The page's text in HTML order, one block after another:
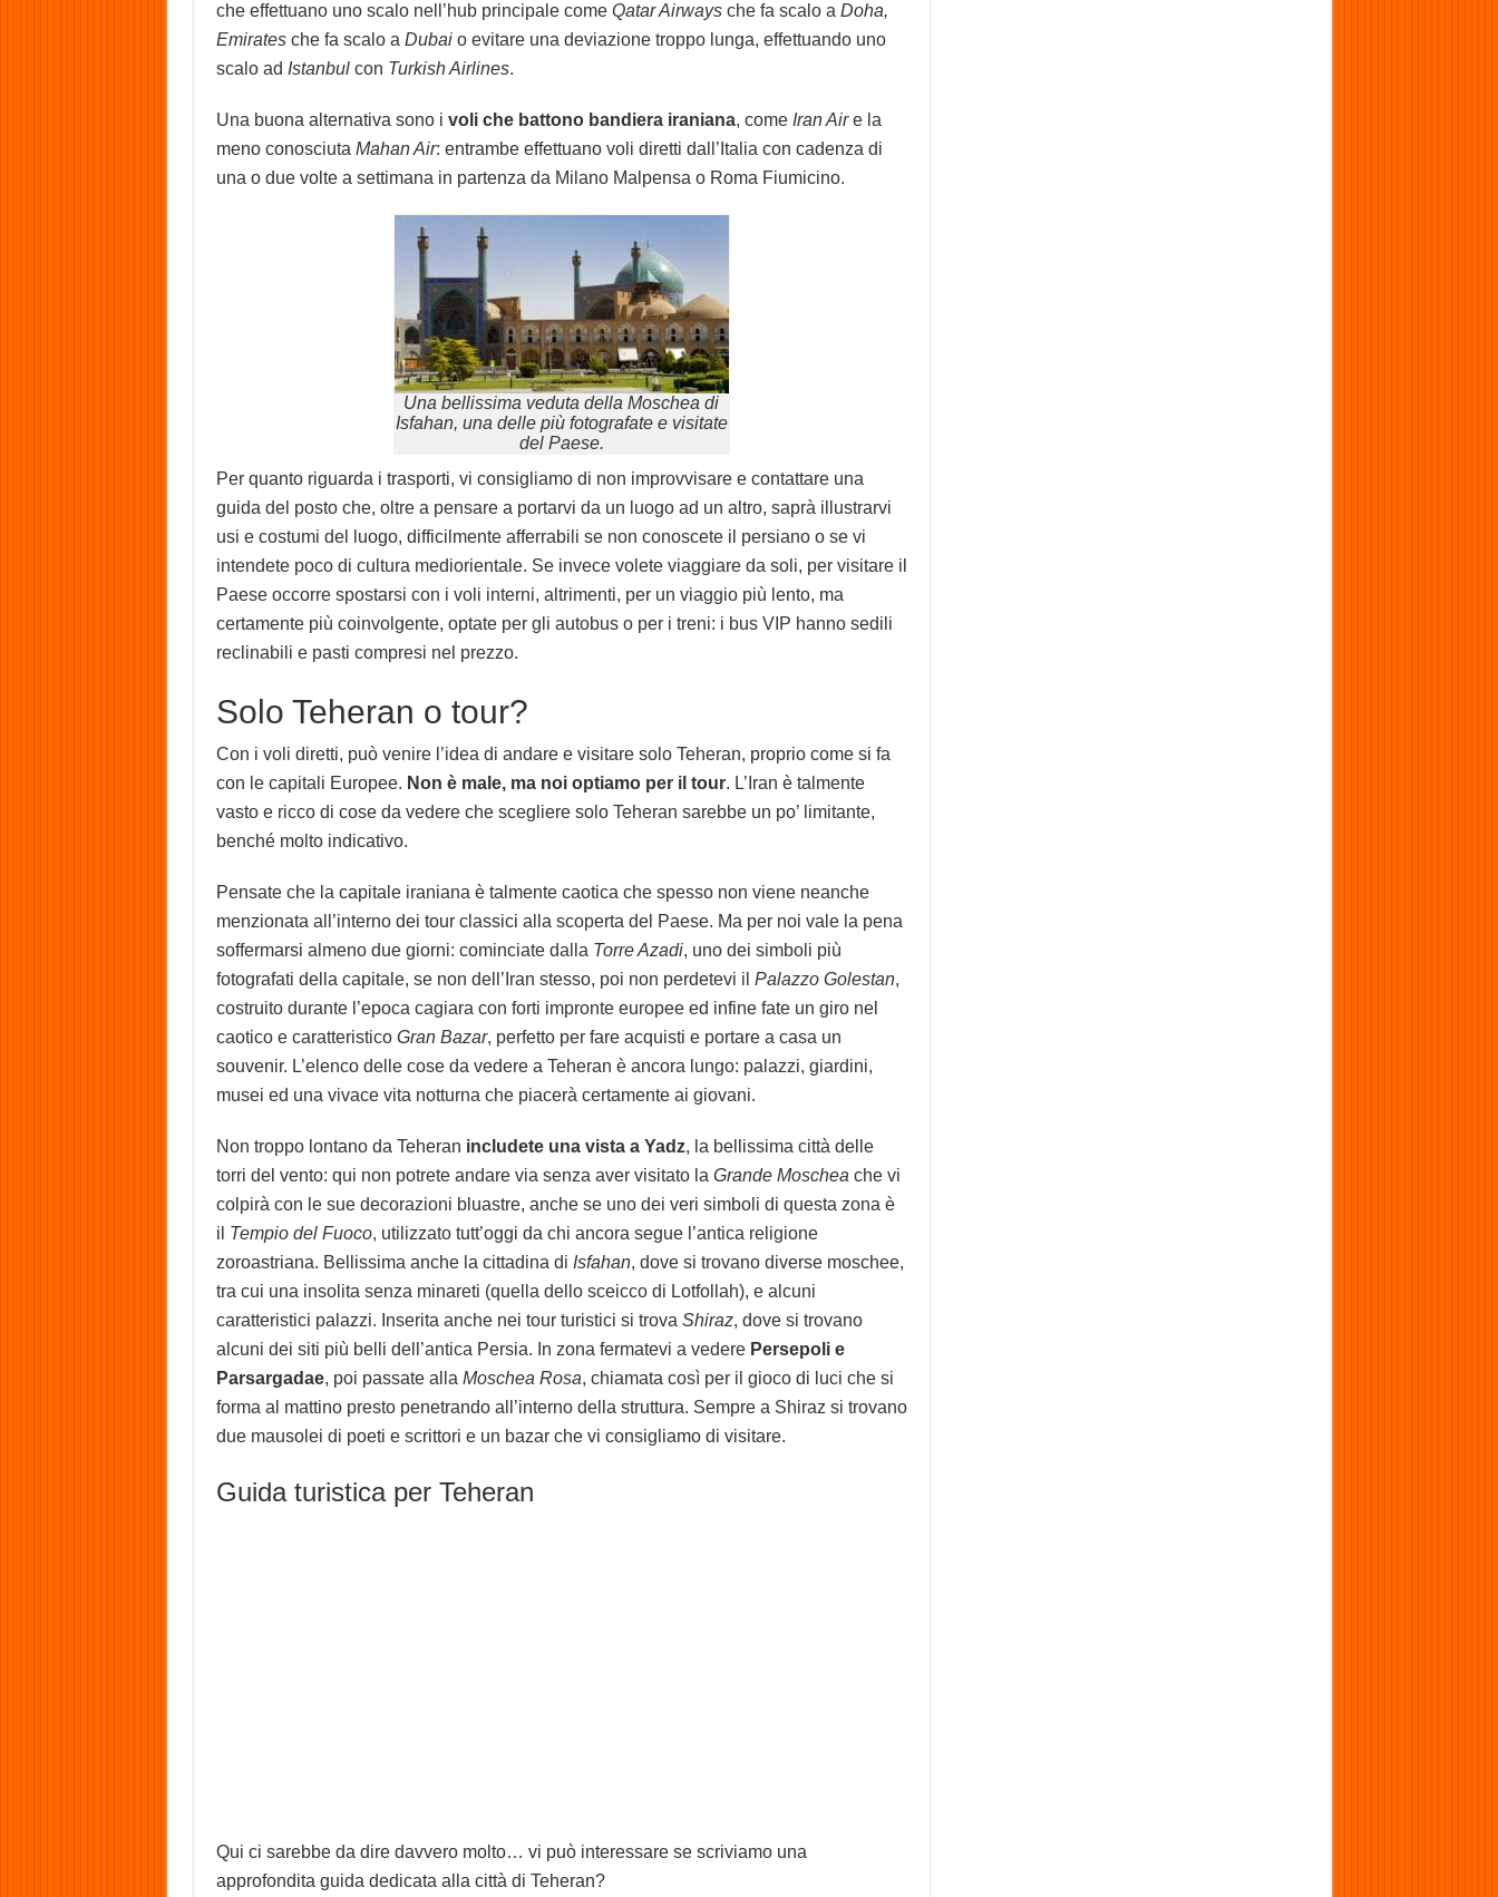
che effettuano uno scalo nell’hub principale come Qatar Airwaysche fa scalo a Doha,
Emiratesche fa scalo a Dubaio evitare una deviazione troppo lunga, effettuando uno
scalo ad Istanbulcon Turkish Airlines.
Una buona alternativa sono i voli che battono bandiera iraniana, come Iran Aire la
meno conosciuta Mahan Air: entrambe effettuano voli diretti dall’Italia con cadenza di
una o due volte a settimana in partenza da Milano Malpensa o Roma Fiumicino.
Una bellissima veduta della Moschea di
Isfahan, una delle più fotografate e visitate
del Paese.
Per quanto riguarda i trasporti, vi consigliamo di non improvvisare e contattare una
guida del posto che, oltre a pensare a portarvi da un luogo ad un altro, saprà illustrarvi
usi e costumi del luogo, difficilmente afferrabili se non conoscete il persiano o se vi
intendete poco di cultura mediorientale. Se invece volete viaggiare da soli, per visitare il
Paese occorre spostarsi con i voli interni, altrimenti, per un viaggio più lento, ma
certamente più coinvolgente, optate per gli autobus o per i treni: i bus VIP hanno sedili
reclinabili e pasti compresi nel prezzo.
Solo Teheran o tour?
Con i voli diretti, può venire l’idea di andare e visitare solo Teheran, proprio come si fa
con le capitali Europee. Non è male, ma noi optiamo per il tour. L’Iran è talmente
vasto e ricco di cose da vedere che scegliere solo Teheran sarebbe un po’ limitante,
benché molto indicativo.
Pensate che la capitale iraniana è talmente caotica che spesso non viene neanche
menzionata all’interno dei tour classici alla scoperta del Paese. Ma per noi vale la pena
soffermarsi almeno due giorni: cominciate dalla Torre Azadi, uno dei simboli più
fotografati della capitale, se non dell’Iran stesso, poi non perdetevi il Palazzo Golestan,
costruito durante l’epoca cagiara con forti impronte europee ed infine fate un giro nel
caotico e caratteristico Gran Bazar, perfetto per fare acquisti e portare a casa un
souvenir. L’elenco delle cose da vedere a Teheran è ancora lungo: palazzi, giardini,
musei ed una vivace vita notturna che piacerà certamente ai giovani.
Non troppo lontano da Teheran includete una vista a Yadz, la bellissima città delle
torri del vento: qui non potrete andare via senza aver visitato la Grande Moschea che vi
colpirà con le sue decorazioni bluastre, anche se uno dei veri simboli di questa zona è
il Tempio del Fuoco, utilizzato tutt’oggi da chi ancora segue l’antica religione
zoroastriana. Bellissima anche la cittadina di Isfahan, dove si trovano diverse moschee,
tra cui una insolita senza minareti (quella dello sceicco di Lotfollah), e alcuni
caratteristici palazzi. Inserita anche nei tour turistici si trova Shiraz, dove si trovano
alcuni dei siti più belli dell’antica Persia. In zona fermatevi a vedere Persepoli e
Parsargadae, poi passate alla Moschea Rosa, chiamata così per il gioco di luci che si
forma al mattino presto penetrando all’interno della struttura. Sempre a Shiraz si trovano
due mausolei di poeti e scrittori e un bazar che vi consigliamo di visitare.
Guida turistica per Teheran
Qui ci sarebbe da dire davvero molto… vi può interessare se scriviamo una
approfondita guida dedicata alla città di Teheran?